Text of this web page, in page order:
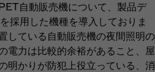
自動販売機について、製品デ
採用した機種を導入しておりま
している自動販売機の夜間照明の
電力は比較的余裕があること、屋
明かりが防犯上役立っている、消